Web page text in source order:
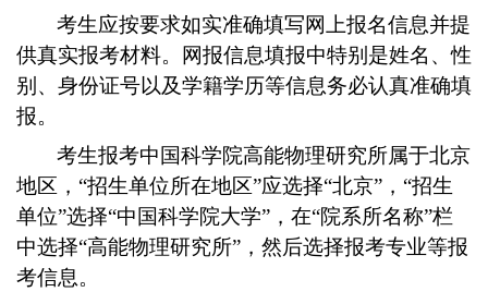
考生应按要求如实准确填写网上报名信息并提
供真实报考材料。网报信息填报中特别是姓名、性
别、身份证号以及学籍学历等信息务必认真准确填
报。
考生报考中国科学院高能物理研究所属于北京
地区，“招生单位所在地区”应选择“北京”，“招生
单位”选择“中国科学院大学”，在“院系所名称”栏
中选择“高能物理研究所”，然后选择报考专业等报
考信息。